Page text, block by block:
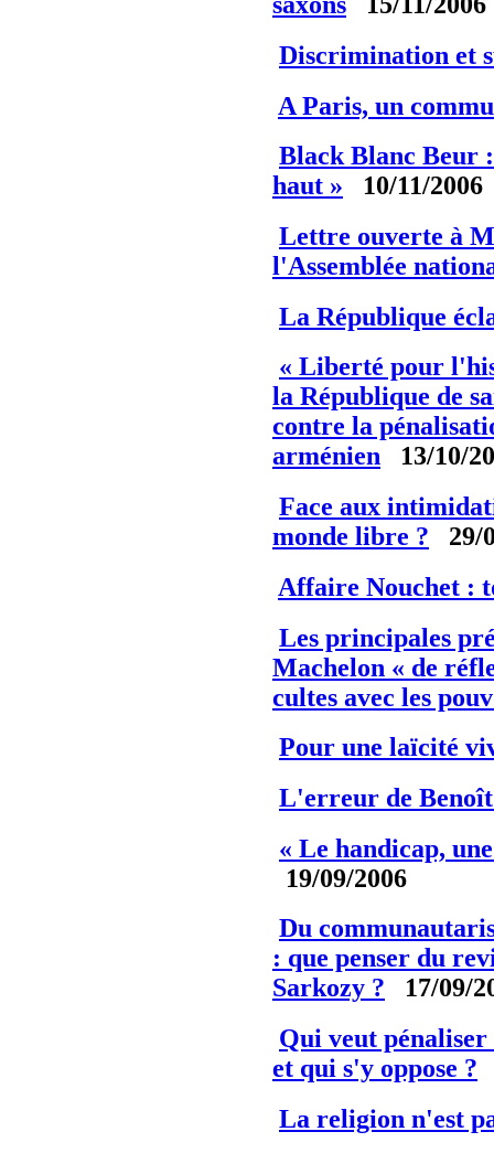
Discrimination et
A Paris, un
Black Blanc Beur
haut »
10/11/2006
Lettre ouverte à
l'Assemblée
La République
« Liberté pour
la République de
contre la
arménien
13/10/
Face aux
monde libre ?
29/
Affaire Nouchet :
Les principales
Machelon « de
cultes avec les
Pour une laïcité
L'erreur de
« Le handicap,
19/09/2006
Du
: que penser du
Sarkozy ?
17/09/
Qui veut
et qui s'y oppose ?
La religion n'est